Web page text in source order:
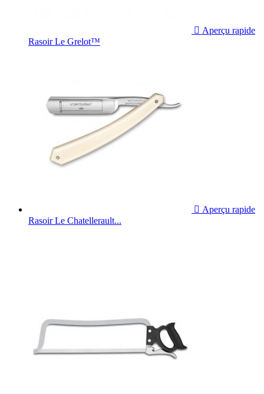
 Aperçu rapide
Rasoir Le Grelot™
 Aperçu rapide
Rasoir Le Chatellerault...